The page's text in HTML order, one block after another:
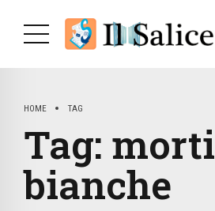
HOME TAG
Tag: morti
bianche